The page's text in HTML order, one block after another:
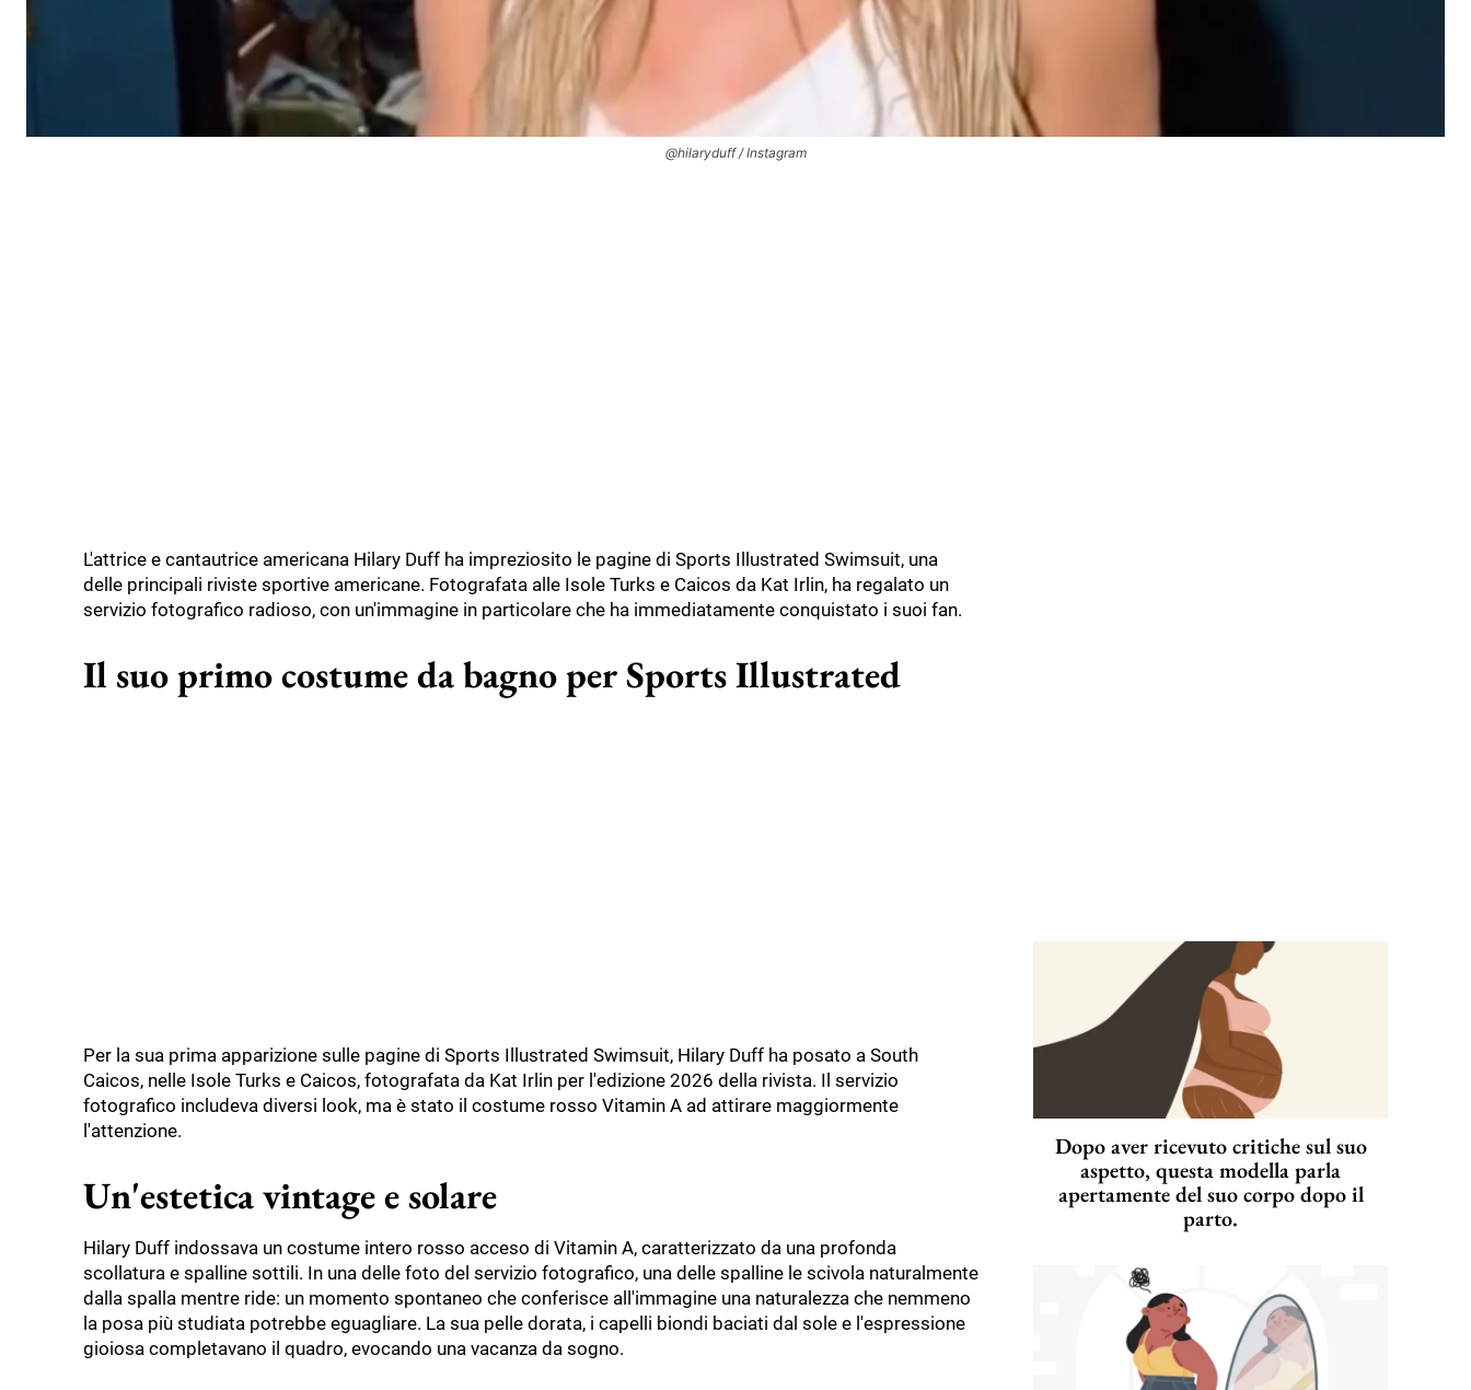
@hilaryduff / Instagram
L'attrice e cantautrice americana Hilary Duff ha impreziosito le pagine di Sports Illustrated Swimsuit, una
delle principali riviste sportive americane. Fotografata alle Isole Turks e Caicos da Kat Irlin, ha regalato un
servizio fotografico radioso, con un'immagine in particolare che ha immediatamente conquistato i suoi fan.
Il suo primo costume da bagno per Sports Illustrated
Per la sua prima apparizione sulle pagine di Sports Illustrated Swimsuit, Hilary Duff ha posato a South
Caicos, nelle Isole Turks e Caicos, fotografata da Kat Irlin per l'edizione 2026 della rivista. Il servizio
fotografico includeva diversi look, ma è stato il costume rosso Vitamin A ad attirare maggiormente
l'attenzione.
Un'estetica vintage e solare
Hilary Duff indossava un costume intero rosso acceso di Vitamin A, caratterizzato da una profonda
scollatura e spalline sottili. In una delle foto del servizio fotografico, una delle spalline le scivola naturalmente
dalla spalla mentre ride: un momento spontaneo che conferisce all'immagine una naturalezza che nemmeno
la posa più studiata potrebbe eguagliare. La sua pelle dorata, i capelli biondi baciati dal sole e l'espressione
gioiosa completavano il quadro, evocando una vacanza da sogno.
Dopo aver ricevuto critiche sul suo
aspetto, questa modella parla
apertamente del suo corpo dopo il
parto.